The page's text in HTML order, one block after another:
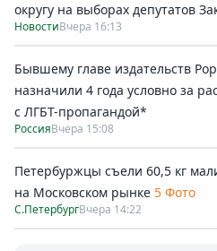
округу на выборах депутатов
НовостиВчера 16:13
Бывшему главе издательств
назначили 4 года условно за
с ЛГБТ-пропагандой*
РоссияВчера 15:08
Петербуржцы съели 60,5 кг
на Московском рынке 5 Фото
С.ПетербургВчера 14:22